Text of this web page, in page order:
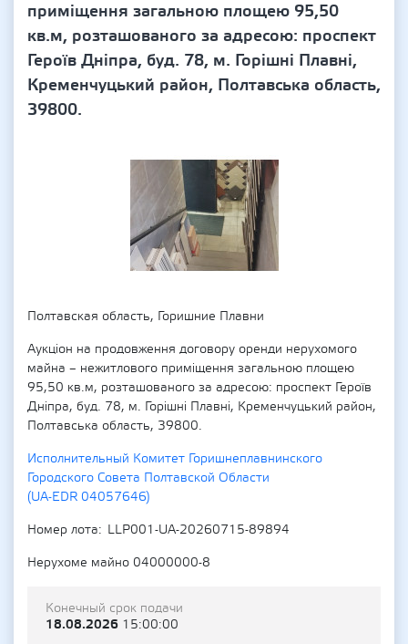
приміщення загальною площею 95,50
кв.м, розташованого за адресою: проспект
Героїв Дніпра, буд. 78, м. Горішні Плавні,
Кременчуцький район, Полтавська область,
39800.
Полтавская область, Горишние Плавни
Аукціон на продовження договору оренди нерухомого
майна – нежитлового приміщення загальною площею
95,50 кв.м, розташованого за адресою: проспект Героїв
Дніпра, буд. 78, м. Горішні Плавні, Кременчуцький район,
Полтавська область, 39800.
Исполнительный Комитет Горишнеплавнинского
Городского Совета Полтавской Области
(UA-EDR 04057646)
Номер лота
LLP001-UA-20260715-89894
Нерухоме майно 04000000-8
Конечный срок подачи
18.08.2026 15:00:00